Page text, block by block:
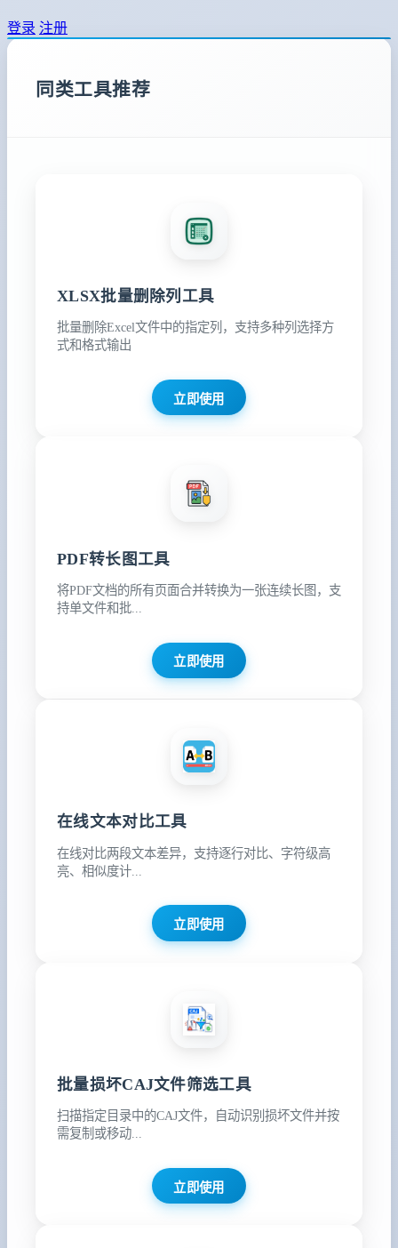
登录 注册
同类工具推荐
XLSX批量删除列工具
批量删除Excel文件中的指定列，支持多种列选择方
式和格式输出
立即使用
PDF转长图工具
将PDF文档的所有页面合并转换为一张连续长图，支
持单文件和批...
立即使用
在线文本对比工具
在线对比两段文本差异，支持逐行对比、字符级高
亮、相似度计...
立即使用
批量损坏CAJ文件筛选工具
扫描指定目录中的CAJ文件，自动识别损坏文件并按
需复制或移动...
立即使用